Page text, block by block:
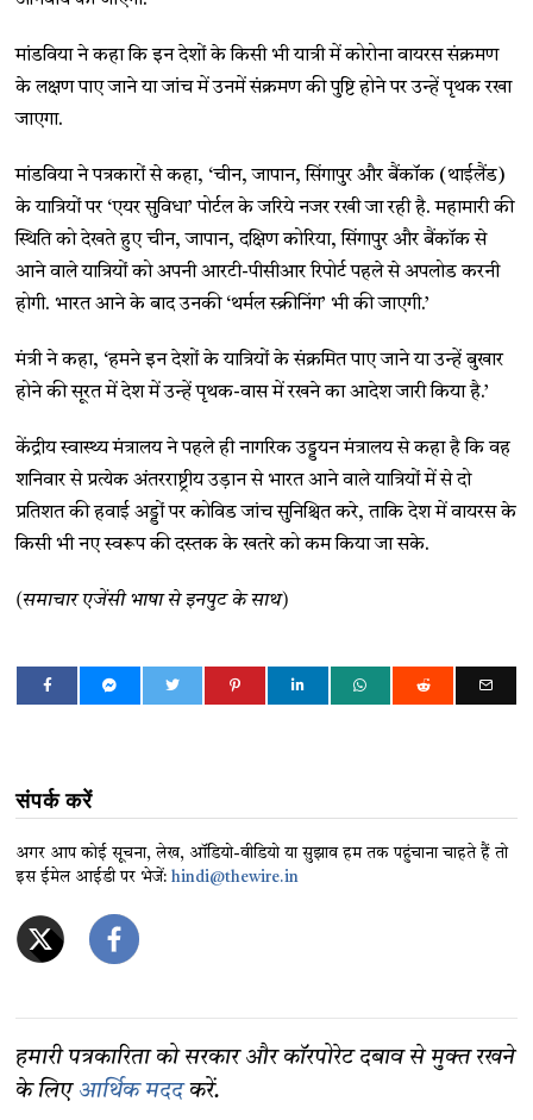
मांडविया ने कहा कि इन देशों के किसी भी यात्री में कोरोना वायरस संक्रमण
के लक्षण पाए जाने या जांच में उनमें संक्रमण की पुष्टि होने पर उन्हें पृथक रखा
जाएगा.
मांडविया ने पत्रकारों से कहा, ‘चीन, जापान, सिंगापुर और बैंकॉक (थाईलैंड)
के यात्रियों पर ‘एयर सुविधा’ पोर्टल के जरिये नजर रखी जा रही है. महामारी की
स्थिति को देखते हुए चीन, जापान, दक्षिण कोरिया, सिंगापुर और बैंकॉक से
आने वाले यात्रियों को अपनी आरटी-पीसीआर रिपोर्ट पहले से अपलोड करनी
होगी. भारत आने के बाद उनकी ‘थर्मल स्क्रीनिंग’ भी की जाएगी.’
मंत्री ने कहा, ‘हमने इन देशों के यात्रियों के संक्रमित पाए जाने या उन्हें बुखार
होने की सूरत में देश में उन्हें पृथक-वास में रखने का आदेश जारी किया है.’
केंद्रीय स्वास्थ्य मंत्रालय ने पहले ही नागरिक उड्डयन मंत्रालय से कहा है कि वह
शनिवार से प्रत्येक अंतरराष्ट्रीय उड़ान से भारत आने वाले यात्रियों में से दो
प्रतिशत की हवाई अड्डों पर कोविड जांच सुनिश्चित करे, ताकि देश में वायरस के
किसी भी नए स्वरूप की दस्तक के खतरे को कम किया जा सके.
(समाचार एजेंसी भाषा से इनपुट के साथ)
संपर्क करें
अगर आप कोई सूचना, लेख, ऑडियो-वीडियो या सुझाव हम तक पहुंचाना चाहते हैं तो
इस ईमेल आईडी पर भेजें:hindi@thewire.in
हमारी पत्रकारिता को सरकार और कॉरपोरेट दबाव से मुक्त रखने
के लिए आर्थिक मददकरें.